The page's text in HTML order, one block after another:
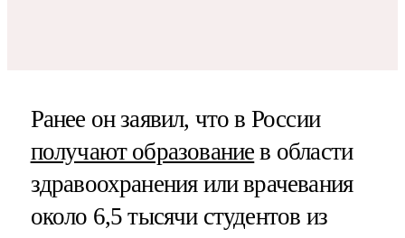
Ранее он заявил, что в России
получают образование в области
здравоохранения или врачевания
около 6,5 тысячи студентов из